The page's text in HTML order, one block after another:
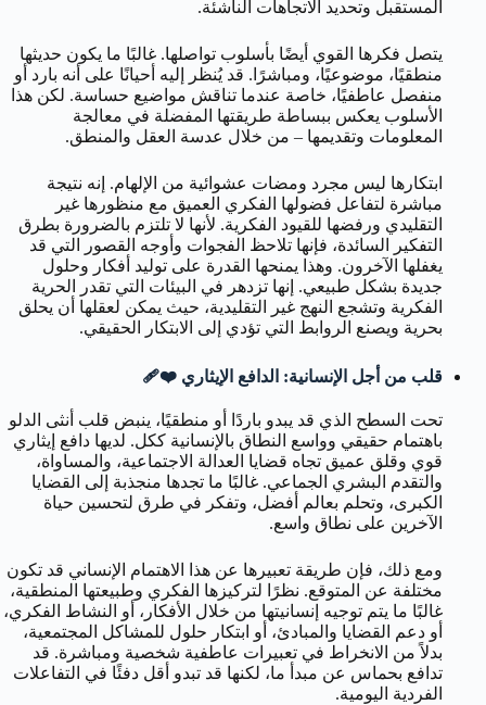
المستقبل وتحديد الاتجاهات الناشئة.
يتصل فكرها القوي أيضًا بأسلوب تواصلها. غالبًا ما يكون حديثها
منطقيًا، موضوعيًا، ومباشرًا. قد يُنظر إليه أحيانًا على أنه بارد أو
منفصل عاطفيًا، خاصة عندما تناقش مواضيع حساسة. لكن هذا
الأسلوب يعكس ببساطة طريقتها المفضلة في معالجة
المعلومات وتقديمها – من خلال عدسة العقل والمنطق.
ابتكارها ليس مجرد ومضات عشوائية من الإلهام. إنه نتيجة
مباشرة لتفاعل فضولها الفكري العميق مع منظورها غير
التقليدي ورفضها للقيود الفكرية. لأنها لا تلتزم بالضرورة بطرق
التفكير السائدة، فإنها تلاحظ الفجوات وأوجه القصور التي قد
يغفلها الآخرون. وهذا يمنحها القدرة على توليد أفكار وحلول
جديدة بشكل طبيعي. إنها تزدهر في البيئات التي تقدر الحرية
الفكرية وتشجع النهج غير التقليدية، حيث يمكن لعقلها أن يحلق
بحرية ويصنع الروابط التي تؤدي إلى الابتكار الحقيقي.
قلب من أجل الإنسانية: الدافع الإيثاري ❤️‍🩹
تحت السطح الذي قد يبدو باردًا أو منطقيًا، ينبض قلب أنثى الدلو
باهتمام حقيقي وواسع النطاق بالإنسانية ككل. لديها دافع إيثاري
قوي وقلق عميق تجاه قضايا العدالة الاجتماعية، والمساواة،
والتقدم البشري الجماعي. غالبًا ما تجدها منجذبة إلى القضايا
الكبرى، وتحلم بعالم أفضل، وتفكر في طرق لتحسين حياة
الآخرين على نطاق واسع.
ومع ذلك، فإن طريقة تعبيرها عن هذا الاهتمام الإنساني قد تكون
مختلفة عن المتوقع. نظرًا لتركيزها الفكري وطبيعتها المنطقية،
غالبًا ما يتم توجيه إنسانيتها من خلال الأفكار، أو النشاط الفكري،
أو دعم القضايا والمبادئ، أو ابتكار حلول للمشاكل المجتمعية،
بدلاً من الانخراط في تعبيرات عاطفية شخصية ومباشرة. قد
تدافع بحماس عن مبدأ ما، لكنها قد تبدو أقل دفئًا في التفاعلات
الفردية اليومية.